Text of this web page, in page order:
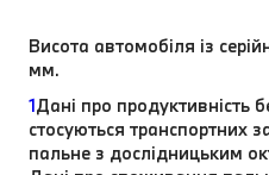
Висота автомобіля із
мм.
1Дані про продуктивність
стосуються транспортних
пальне з дослідницьким